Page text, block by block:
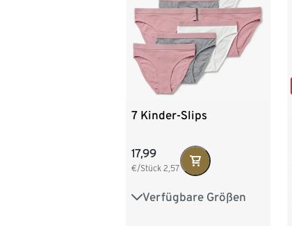
7 Kinder-Slips
17,99
€/Stück 2,57
Verfügbare Größen
122/128 134/140